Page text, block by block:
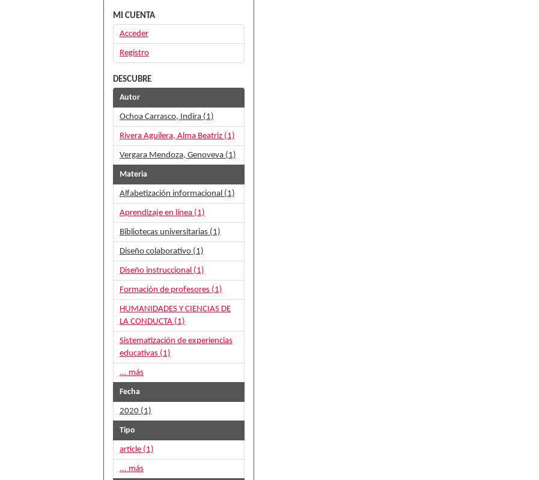
MI CUENTA
Acceder
Registro
DESCUBRE
Autor
Ochoa Carrasco, Indira (1)
Rivera Aguilera, Alma Beatriz (1)
Vergara Mendoza, Genoveva (1)
Materia
Alfabetización informacional (1)
Aprendizaje en línea (1)
Bibliotecas universitarias (1)
Diseño colaborativo (1)
Diseño instruccional (1)
Formación de profesores (1)
HUMANIDADES Y CIENCIAS DE
LA CONDUCTA (1)
Sistematización de experiencias
educativas (1)
... más
Fecha
2020 (1)
Tipo
article (1)
... más